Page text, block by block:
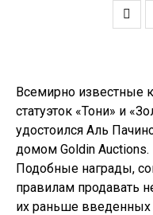
Всемирно известные
статуэток «Тони» и
удостоился Аль
домом Goldin Auctions.
Подобные награды,
правилам продавать
их раньше